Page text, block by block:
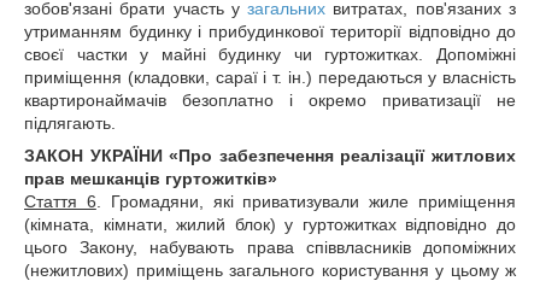
зобов'язані брати участь узагальних витратах, пов'язаних з
утриманням будинку і прибудинкової території відповідно до
своєї частки у майні будинку чи гуртожитках. Допоміжні
приміщення (кладовки, сараї і т. ін.) передаються у власність
квартиронаймачів безоплатно і окремо приватизації не
підлягають.
ЗАКОН УКРАЇНИ «Про забезпечення реалізації житлових
прав мешканців гуртожитків»
Стаття 6 . Громадяни, які приватизували жиле приміщення
(кімната, кімнати, жилий блок) у гуртожитках відповідно до
цього Закону, набувають права співвласників допоміжних
(нежитлових) приміщень загального користування у цьому ж